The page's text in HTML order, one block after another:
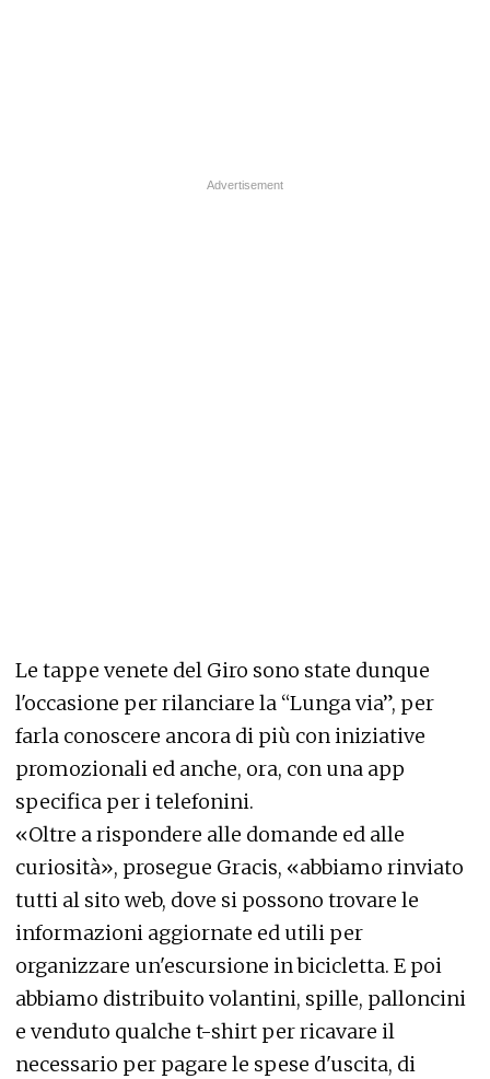
Le tappe venete del Giro sono state dunque
l'occasione per rilanciare la “Lunga via”, per
farla conoscere ancora di più con iniziative
promozionali ed anche, ora, con una app
specifica per i telefonini.
«Oltre a rispondere alle domande ed alle
curiosità», prosegue Gracis, «abbiamo rinviato
tutti al sito web, dove si possono trovare le
informazioni aggiornate ed utili per
organizzare un'escursione in bicicletta. E poi
abbiamo distribuito volantini, spille, palloncini
e venduto qualche t-shirt per ricavare il
necessario per pagare le spese d'uscita, di